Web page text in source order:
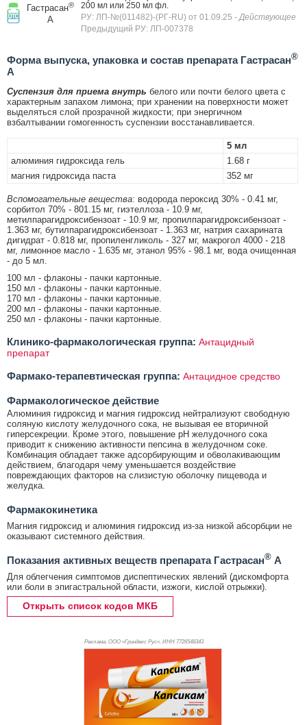
Гастрасан®
А
200 мл или 250 мл фл.
РУ: ЛП-№(011482)-(РГ-RU) от 01.09.25 - Действующее
Предыдущий РУ: ЛП-007378
Форма выпуска, упаковка и состав препарата Гастрасан®
А
Суспензия для приема внутрь белого или почти белого цвета с
характерным запахом лимона; при хранении на поверхности может
выделяться слой прозрачной жидкости; при энергичном
взбалтывании гомогенность суспензии восстанавливается.
5 мл
алюминия гидроксида гель
1.68 г
магния гидроксида паста
352 мг
Вспомогательные вещества: водорода пероксид 30% - 0.41 мг,
сорбитол 70% - 801.15 мг, гиэтеллоза - 10.9 мг,
метилпарагидроксибензоат - 10.9 мг, пропилпарагидроксибензоат -
1.363 мг, бутилпарагидроксибензоат - 1.363 мг, натрия сахарината
дигидрат - 0.818 мг, пропиленгликоль - 327 мг, макрогол 4000 - 218
мг, лимонное масло - 1.635 мг, этанол 95% - 98.1 мг, вода очищенная
- до 5 мл.
100 мл - флаконы - пачки картонные.
150 мл - флаконы - пачки картонные.
170 мл - флаконы - пачки картонные.
200 мл - флаконы - пачки картонные.
250 мл - флаконы - пачки картонные.
Клинико-фармакологическая группа: Антацидный
препарат
Фармако-терапевтическая группа: Антацидное средство
Фармакологическое действие
Алюминия гидроксид и магния гидроксид нейтрализуют свободную
соляную кислоту желудочного сока, не вызывая ее вторичной
гиперсекреции. Кроме этого, повышение pH желудочного сока
приводит к снижению активности пепсина в желудочном соке.
Комбинация обладает также адсорбирующим и обволакивающим
действием, благодаря чему уменьшается воздействие
повреждающих факторов на слизистую оболочку пищевода и
желудка.
Фармакокинетика
Магния гидроксид и алюминия гидроксид из-за низкой абсорбции не
оказывают системного действия.
Показания активных веществ препарата Гастрасан® А
Для облегчения симптомов диспептических явлений (дискомфорта
или боли в эпигастральной области, изжоги, кислой отрыжки).
Открыть список кодов МКБ
Реклама. ООО «Гриндекс Рус», ИНН 7726548343